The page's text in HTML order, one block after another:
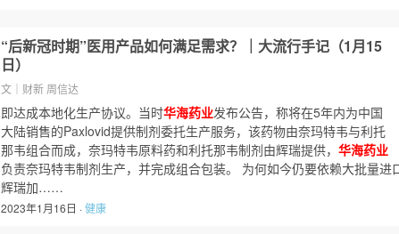
“后新冠时期”医用产品如何满足需求？｜大流行手记（1月15
日）
文｜财新 周信达
即达成本地化生产协议。当时华海药业发布公告，称将在5年内为中国
大陆销售的Paxlovid提供制剂委托生产服务，该药物由奈玛特韦与利托
那韦组合而成，奈玛特韦原料药和利托那韦制剂由辉瑞提供， 华海药业
负责奈玛特韦制剂生产，并完成组合包装。 为何如今仍要依赖大批量进
辉瑞加……
2023年1月16日 ·健康